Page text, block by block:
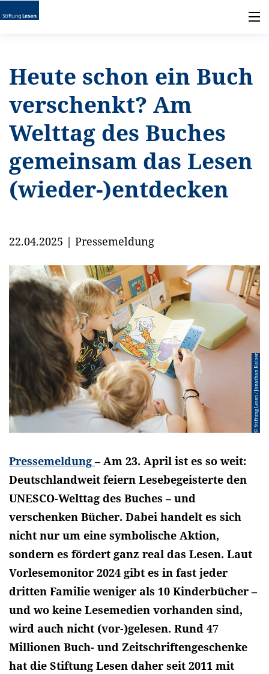
Heute schon ein Buch
verschenkt? Am
Welttag des Buches
gemeinsam das Lesen
(wieder-)entdecken
22.04.2025 | Pressemeldung
© Stiftung Lesen / Jonathan Kaiser
Pressemeldung– Am 23. April ist es so weit:
Deutschlandweit feiern Lesebegeisterte den
UNESCO-Welttag des Buches – und
verschenken Bücher. Dabei handelt es sich
nicht nur um eine symbolische Aktion,
sondern es fördert ganz real das Lesen. Laut
Vorlesemonitor 2024 gibt es in fast jeder
dritten Familie weniger als 10 Kinderbücher –
und wo keine Lesemedien vorhanden sind,
wird auch nicht (vor-)gelesen. Rund 47
Millionen Buch- und Zeitschriftengeschenke
hat die Stiftung Lesen daher seit 2011 mit